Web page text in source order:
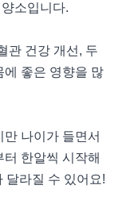
소입니다.
관 건강 개선, 두
에 좋은 영향을 많
나이가 들면서
한알씩 시작해
달라질 수 있어요!